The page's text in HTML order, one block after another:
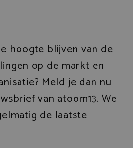
hoogte blijven van de
op de markt en
Meld je dan nu
van atoom13. We
de laatste